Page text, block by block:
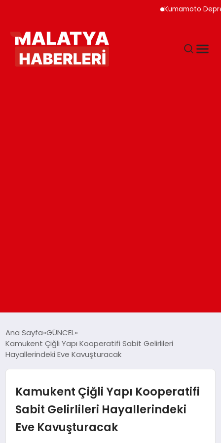
Kumamoto
GÜNDEM
DÜNYA
EĞITIM
Ana Sayfa GÜNCEL
Kamukent Çiğli Yapı Kooperatifi Sabit Gelirlileri
Hayallerindeki Eve Kavuşturacak
Kamukent Çiğli Yapı Kooperatifi
Sabit Gelirlileri Hayallerindeki
Eve Kavuşturacak